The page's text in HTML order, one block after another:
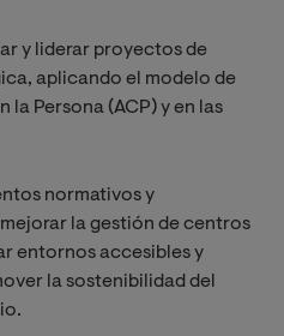
y liderar proyectos de
aplicando el modelo de
la Persona (ACP) y en las
normativos y
la gestión de centros
entornos accesibles y
la sostenibilidad del